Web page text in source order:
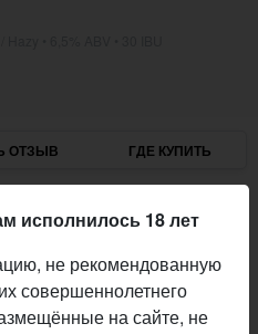
ОТЗЫВ ГДЕ КУПИТЬ
исполнилось 18 лет
не рекомендованную
совершеннолетнего
на сайте, не